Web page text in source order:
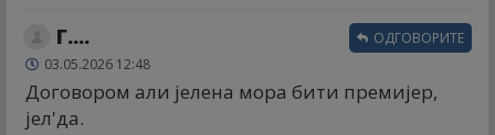
Г....
03.05.2026 12:48
Договором али јелена мора бити премијер,
јел'да.
ОДГОВОРИТЕ